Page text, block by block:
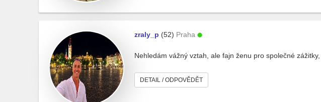
zraly_p (52) Praha
Nehledám vážný vztah, ale fajn ženu pro společné
DETAIL / ODPOVĚDĚT